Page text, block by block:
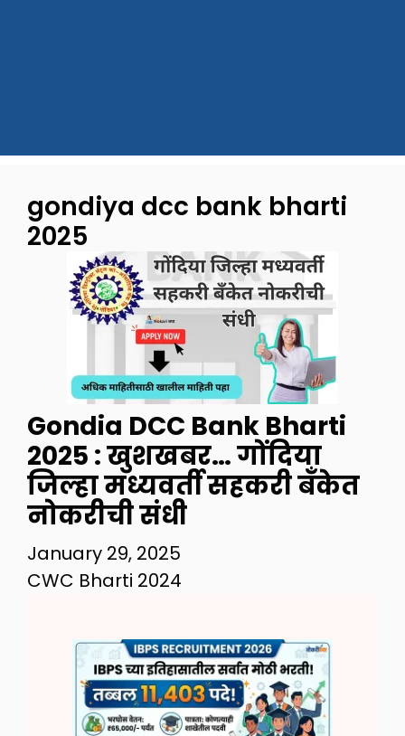
gondiya dcc bank bharti
2025
Gondia DCC Bank Bharti
2025 : खुशखबर… गोंदिया
जिल्हा मध्यवर्ती सहकरी बँकेत
नोकरीची संधी
January 29, 2025
CWC Bharti 2024